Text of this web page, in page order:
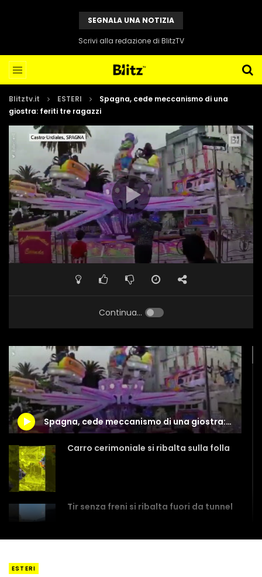
SEGNALA UNA NOTIZIA
Scrivi alla redazione di BlitzTV
Blitztv.it ESTERI
Spagna, cede meccanismo di una
giostra: feriti tre ragazzi
Continua...
Spagna, cede meccanismo di una giostra: feriti tre ragazzi
Carro cerimoniale si ribalta sulla folla
Tir senza freni si ribalta fuori da tunnel
ESTERI